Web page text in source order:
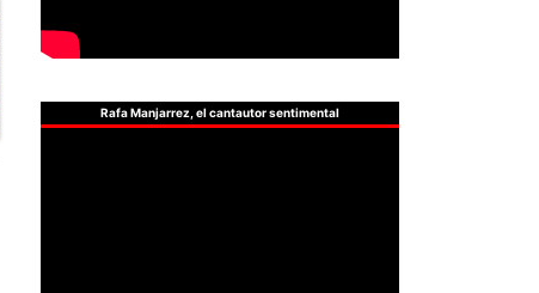
Rafa Manjarrez, el cantautor sentimental